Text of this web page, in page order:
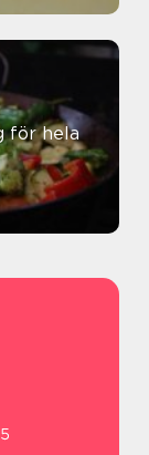
för hela